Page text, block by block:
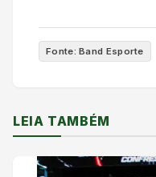
Fonte: Band Esporte
LEIA TAMBÉM